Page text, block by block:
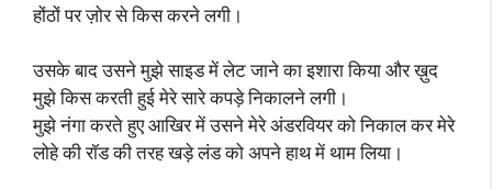
होंठों पर ज़ोर से किस करने लगी।
उसके बाद उसने मुझे साइड में लेट जाने का इशारा किया और ख़ुद
मुझे किस करती हुई मेरे सारे कपड़े निकालने लगी।
मुझे नंगा करते हुए आखिर में उसने मेरे अंडरवियर को निकाल कर मेरे
लोहे की रॉड की तरह खड़े लंड को अपने हाथ में थाम लिया।